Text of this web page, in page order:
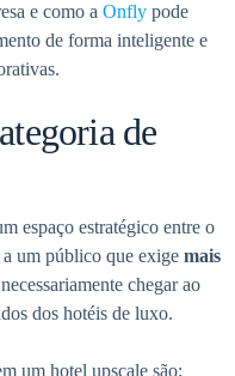
e como a Onfly pode
de forma inteligente e
de
espaço estratégico entre o
um público que exige mais
chegar ao
dos hotéis de luxo.
um hotel upscale são: